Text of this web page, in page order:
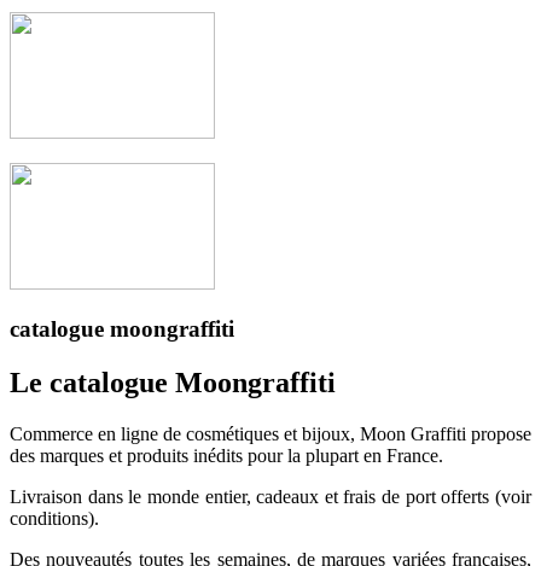
catalogue moongraffiti
Le catalogue Moongraffiti
Commerce en ligne de cosmétiques et bijoux, Moon Graffiti propose
des marques et produits inédits pour la plupart en France.
Livraison dans le monde entier, cadeaux et frais de port offerts (voir
conditions).
Des nouveautés toutes les semaines, de marques variées françaises,